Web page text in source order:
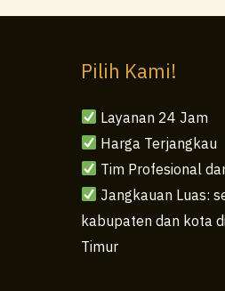
Pilih Kami!
Layanan 24 Jam
Harga Terjangkau
Tim Profesional
Jangkauan Luas:
kabupaten dan kota
Timur